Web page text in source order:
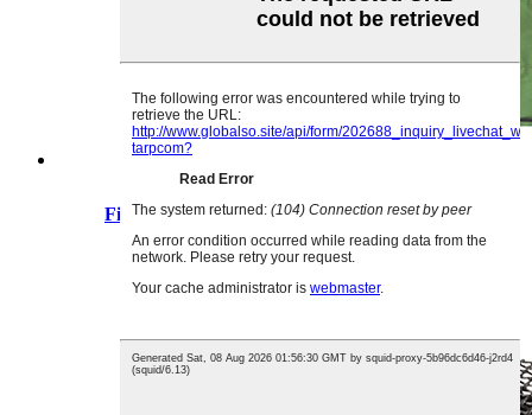
Firewood အိတ်များ